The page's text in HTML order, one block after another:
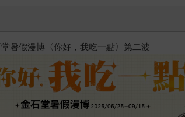
基地｜全書系展